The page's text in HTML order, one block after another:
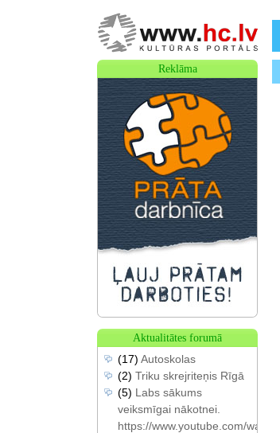
Reklāma
Aktualitātes forumā
(17) Autoskolas
(2) Triku skrejriteņis Rīgā
(5) Labs sākums
veiksmīgai nākotnei.
https://www.youtube.com/watch?